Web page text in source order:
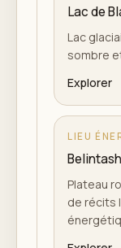
Lac de
Lac
sombre
Explorer
LIEU
Belintash
Plateau
de récits